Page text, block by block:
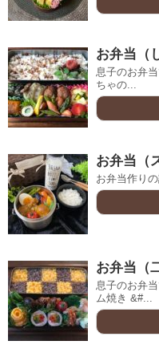
お弁当（
息子のお弁
ちゃの...
お弁当（
お弁当作り
お弁当（
息子のお弁
ム焼き &#...